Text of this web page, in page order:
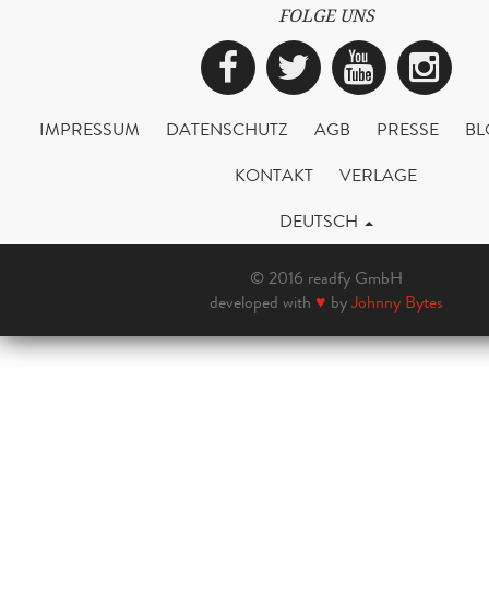
FOLGE UNS
Facebook
Twitter
IMPRESSUM DATENSCHUTZ AGB PRESSE
KONTAKT
VERLAGE
DEUTSCH
© 2016 readfy GmbH
developed with ♥ byJohnny Bytes